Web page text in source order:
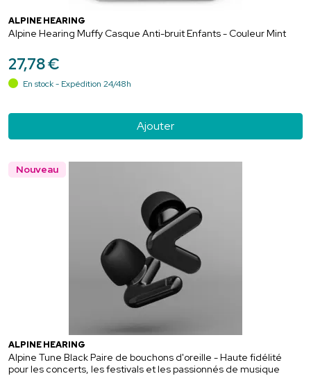
ALPINE HEARING
Alpine Hearing Muffy Casque Anti-bruit Enfants - Couleur Mint
27,78€
En stock - Expédition 24/48h
Ajouter
Nouveau
ALPINE HEARING
Alpine Tune Black Paire de bouchons d'oreille - Haute fidélité
pour les concerts, les festivals et les passionnés de musique